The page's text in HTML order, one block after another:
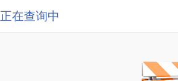
正在查询中